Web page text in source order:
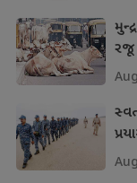
રજૂ